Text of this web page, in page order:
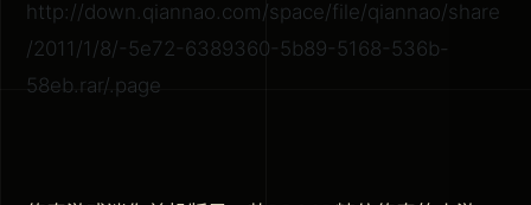
http://down.qiannao.com/space/file/qiannao/share
/2011/1/8/-5e72-6389360-5b89-5168-536b-
58eb.rar/.page